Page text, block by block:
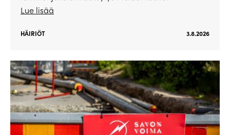
Lue lisää
HÄIRIÖT 3.8.2026